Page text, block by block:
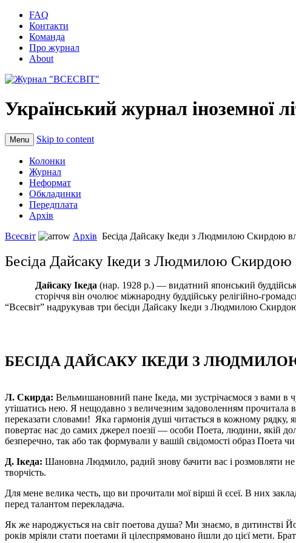
FAQ
Контакти
Команда
Про журнал
About
Український журнал іноземної
Menu Skip to content
Колонки
Журнал
Неформат
Обкладинки
Передплата
Архів
Всесвіт
Архів Бесіда Дайсаку Ікеди з Людмилою Скирдою
Бесіда Дайсаку Ікеди з Людмилою Скирдою
Дайсаку Ікеда (нар. 1928 р.) — видатний японський
сторіччя він очолює міжнародну буддійську релігійно-
“Всесвіт” надрукував три бесіди Дайсаку Ікеди з Людмилою
БЕСІДА ДАЙСАКУ ІКЕДИ З
Л. Скирда: Вельмишановний пане Ікеда, ми зустрічаємося з вами в
утішатись нею. Я нещодавно з величезним задоволенням прочитала
переказати словами! Яка гармонія душі читається в кожному рядку,
повертає нас до самих джерел по­езії — особи Поета, людини, якій
безперечно, так або так формували у вашій свідомості образ Поета
Д. Ікеда: Шановна Людмило, радий знову бачити вас і розмовляти не
творчість.
Для мене велика честь, що ви прочитали мої вірші й єсеї. В них
перед талантом перекладача.
Як же народжується на світ поетова душа? Ми знаємо, в дитин­стві
років мріяли стати поетами й цілеспрямовано йшли до цієї мети.